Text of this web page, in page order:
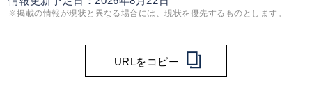
※掲載の情報が現状と異なる場合には、現状を優先するものとします。
URLをコピー